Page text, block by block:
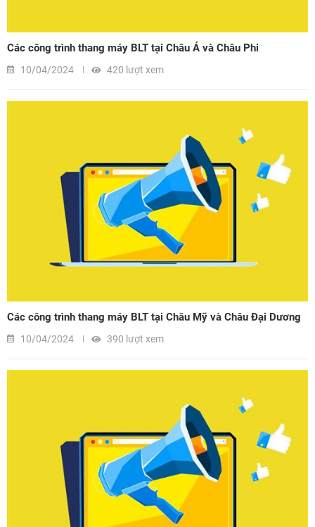
Các công trình thang máy BLT tại Châu Á và Châu Phi
10/04/2024 420 lượt xem
Các công trình thang máy BLT tại Châu Mỹ và Châu Đại Dương
10/04/2024 390 lượt xem